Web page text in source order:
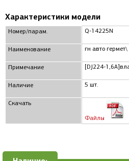
Характеристики модели
Номер/парам.
Наименование
Примечание
Наличие
Скачать
Q-14225N
гн авто
[DJ224-
5 шт.
Файлы